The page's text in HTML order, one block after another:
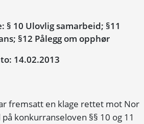
§ 10 Ulovlig samarbeid; §11
§12 Pålegg om opphør
14.02.2013
fremsatt en klage rettet mot Nor
konkurranseloven §§ 10 og 11